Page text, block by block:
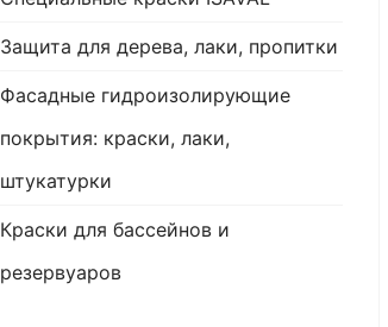
Защита для дерева, лаки, пропитки
Фасадные гидроизолирующие
покрытия: краски, лаки,
штукатурки
Краски для бассейнов и
резервуаров